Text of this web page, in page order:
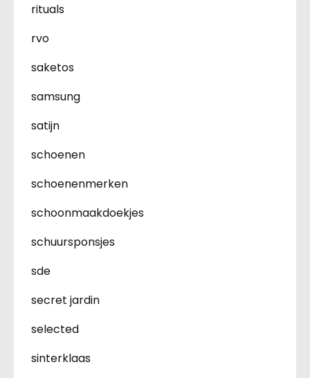
rituals
rvo
saketos
samsung
satijn
schoenen
schoenenmerken
schoonmaakdoekjes
schuursponsjes
sde
secret jardin
selected
sinterklaas